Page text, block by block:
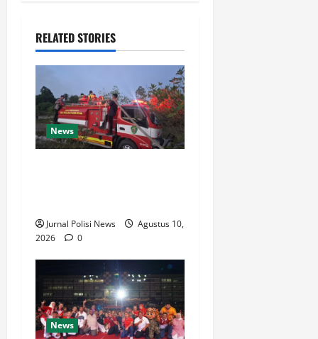
RELATED STORIES
News
Jurnal Polisi News
Agustus 10,
2026
0
News